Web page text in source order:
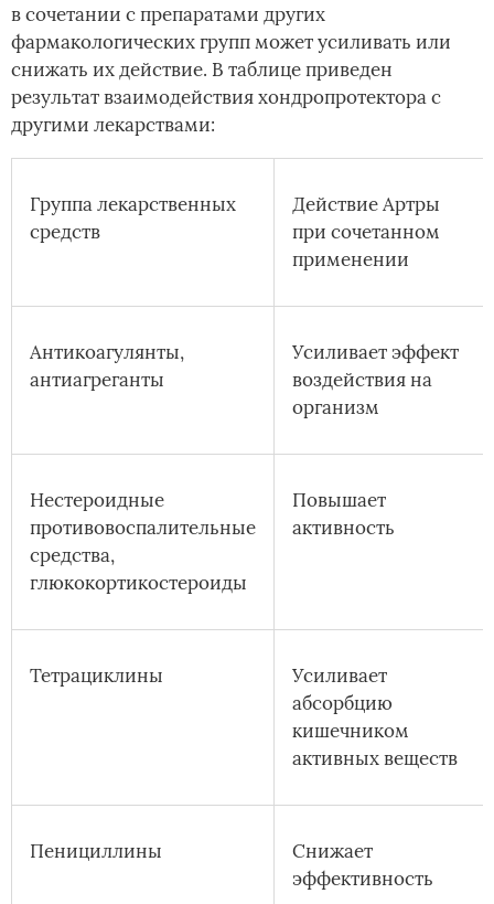
в сочетании с препаратами других
фармакологических групп может усиливать или
снижать их действие. В таблице приведен
результат взаимодействия хондропротектора с
другими лекарствами:
Группа лекарственных
средств
Действие Артры
при сочетанном
применении
Антикоагулянты,
антиагреганты
Усиливает эффект
воздействия на
организм
Нестероидные
противовоспалительные
средства,
глюкокортикостероиды
Повышает
активность
Тетрациклины
Усиливает
абсорбцию
кишечником
активных веществ
Пенициллины
Снижает
эффективность